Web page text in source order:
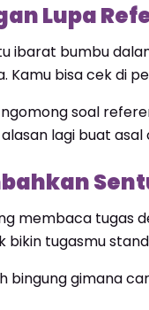
Lupa
ibarat bumbu
Kamu bisa cek di
soal
lagi buat
membaca tugas
bikin tugasmu
bingung gimana